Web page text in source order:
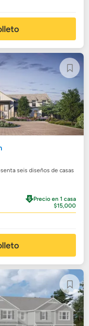
seis diseños de casas
Precio en 1 casa
$15,000